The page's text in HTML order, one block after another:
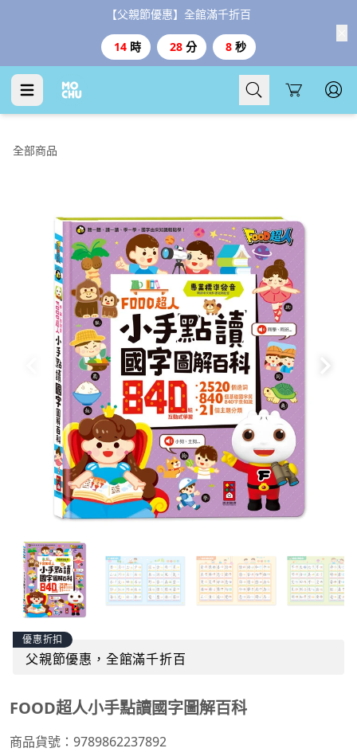
【父親節優惠】全館滿千折百
14 時 28 分 6 秒
Cart
全部商品
優惠折扣
父親節優惠，全館滿千折百
FOOD超人小手點讀國字圖解百科
商品貨號：9789862237892